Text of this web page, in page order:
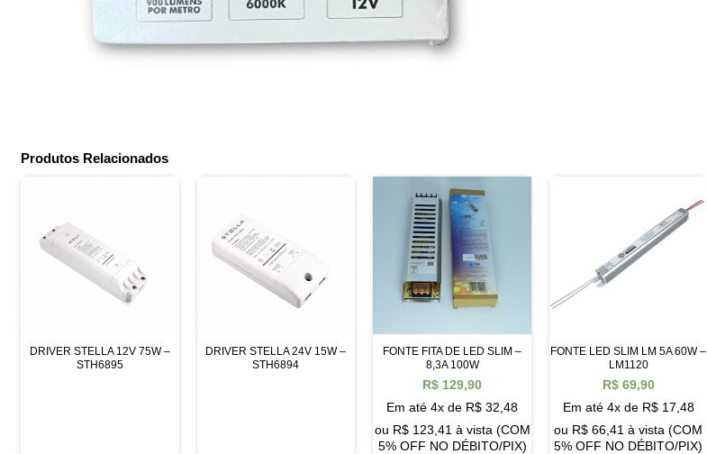
Produtos Relacionados
DRIVER STELLA 12V 75W –
STH6895
DRIVER STELLA 24V 15W –
STH6894
FONTE FITA DE LED SLIM –
8,3A 100W
R$ 129,90
Em até 4x de R$ 32,48
ou R$123,41 à vista (COM
5% OFF NO DÉBITO/PIX)
FONTE LED SLIM LM 5A 60W –
LM1120
R$69,90
Em até 4x de R$17,48
ou R$ 66,41 à vista (COM
5% OFF NO DÉBITO/PIX)